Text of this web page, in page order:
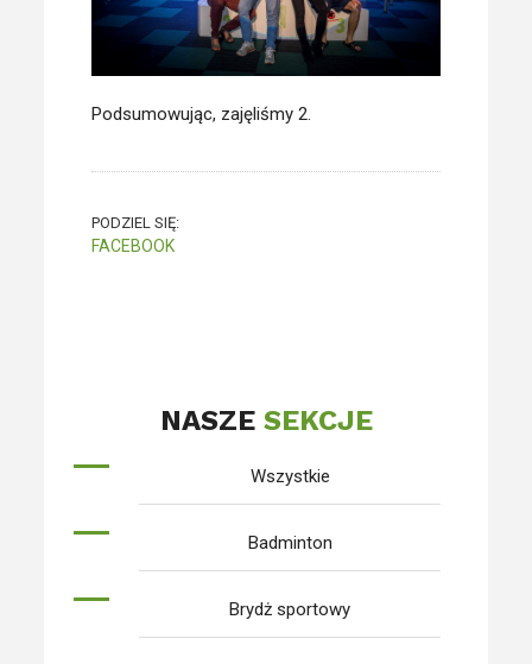
Podsumowując, zajęliśmy 2.
PODZIEL SIĘ:
FACEBOOK
NASZE SEKCJE
Wszystkie
Badminton
Brydż sportowy